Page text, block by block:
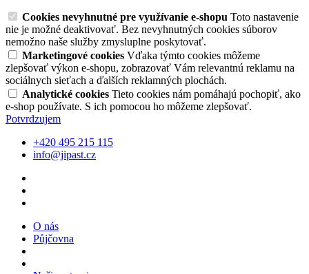
Cookies nevyhnutné pre využívanie e-shopu Toto nastavenie
nie je možné deaktivovať. Bez nevyhnutných cookies súborov
nemožno naše služby zmysluplne poskytovať.
Marketingové cookies Vďaka týmto cookies môžeme
zlepšovať výkon e-shopu, zobrazovať Vám relevantnú reklamu na
sociálnych sieťach a ďalších reklamných plochách.
Analytické cookies Tieto cookies nám pomáhajú pochopiť, ako
e-shop používate. S ich pomocou ho môžeme zlepšovať.
Potvrdzujem
+420 495 215 115
info@jipast.cz
O nás
Půjčovna